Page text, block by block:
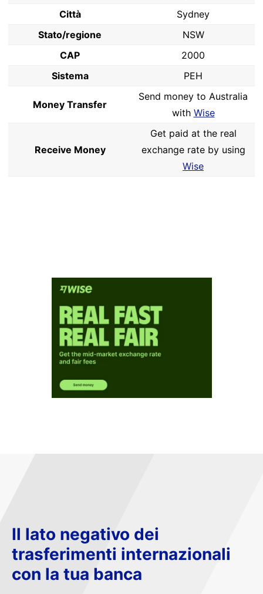
Città
Sydney
Stato/regione
NSW
CAP
2000
Sistema
PEH
Money Transfer
Send money to Australia
with Wise
Receive Money
Get paid at the real
exchange rate by using
Wise
Il lato negativo dei
trasferimenti internazionali
con la tua banca